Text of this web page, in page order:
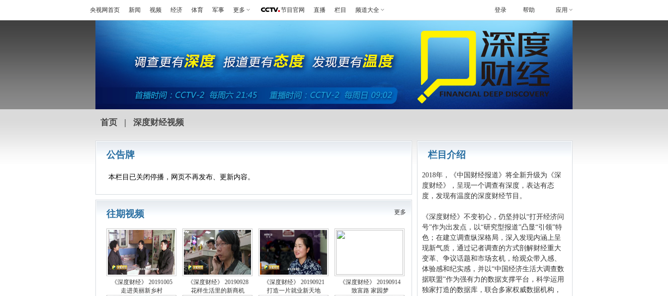
央视网首页 新闻 视频 经济 体育 军事 更多 节目官网 直播 栏目 频道大全 帮助 应用
登录
首页 | 深度财经视频
公告牌
本栏目已关闭停播，网页不再发布、更新内容。
往期视频 更多
《深度财经》 20191005
走进美丽新乡村
《深度财经》 20190928
花样生活里的新商机
《深度财经》 20190921
打造一片就业新天地
《深度财经》 20190914
致富路 家园梦
栏目介绍
2018年，《中国财经报道》将全新升级为《深
度财经》，呈现一个调查有深度，表达有态
度，发现有温度的深度财经节目。
《深度财经》不变初心，仍坚持以“打开经济问
号”作为出发点，以“研究型报道”凸显“引领”特
色；在建立调查纵深格局，深入发现内涵上呈
现新气质，通过记者调查的方式剖解财经重大
变革、争议话题和市场玄机，给观众带入感、
体验感和纪实感，并以“中国经济生活大调查数
据联盟”作为强有力的数据支撑平台，科学运用
独家打造的数据库，联合多家权威数据机构，